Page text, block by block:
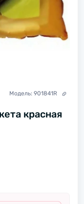
Модель: 901841R
красная